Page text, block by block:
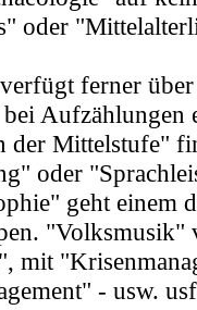
oder
ferner
Aufzählungen
der Mittelstufe"
oder
geht einem
"Volksmusik"
mit
- usw.